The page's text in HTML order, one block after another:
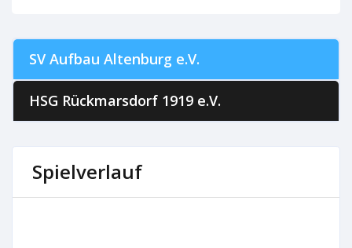
SV Aufbau Altenburg e.V.
HSG Rückmarsdorf 1919 e.V.
Spielverlauf